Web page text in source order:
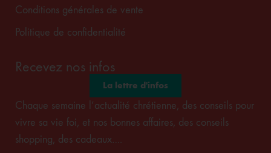
Conditions générales de vente
Politique de confidentialité
Recevez nos infos
La lettre d'infos
Chaque semaine l’actualité chrétienne, des conseils pour
vivre sa vie foi, et nos bonnes affaires, des conseils
shopping, des cadeaux….